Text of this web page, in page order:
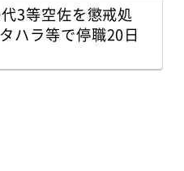
3等空佐を懲戒処
ハラ等で停職20日